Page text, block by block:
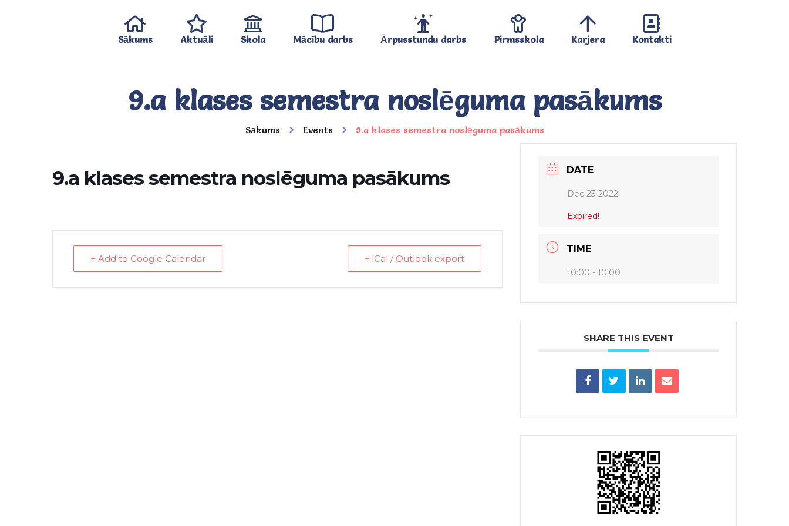
Sākums Aktuāli Skola Mācību darbs Ārpusstundu darbs Pirmsskola Karjera Kontakti
9.a klases semestra noslēguma pasākums
Sākums Events 9.a klases semestra noslēguma pasākums
9.a klases semestra noslēguma pasākums
+ Add to Google Calendar + iCal / Outlook export
DATE
Dec 23 2022
Expired!
TIME
10:00 - 10:00
SHARE THIS EVENT